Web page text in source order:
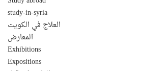
study-in-syria
العلاج في الكويت
المعارض
Exhibitions
Expositions